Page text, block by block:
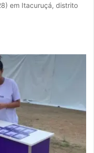
em Itacuruçá, distrito